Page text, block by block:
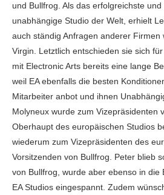
und Bullfrog. Als das erfolgreichste
unabhängige Studio der Welt, erhielt
auch ständig Anfragen anderer Firmen
Virgin. Letztlich entschieden sie sich
mit Electronic Arts bereits eine lange
weil EA ebenfalls die besten
Mitarbeiter anbot und ihnen
Molyneux wurde zum Vizepräsidenten
Oberhaupt des europäischen Studios
wiederum zum Vizepräsidenten des
Vorsitzenden von Bullfrog. Peter blieb
von Bullfrog, wurde aber ebenso in die
EA Studios eingespannt. Zudem